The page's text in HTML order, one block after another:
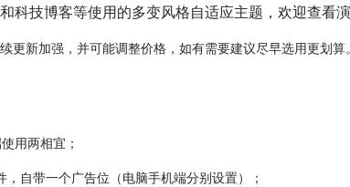
科技博客等使用的多变风格自适应主题，欢迎查看
更新加强，并可能调整价格，如有需要建议尽早选用更划算。
用两相宜；
自带一个广告位（电脑手机端分别设置）；